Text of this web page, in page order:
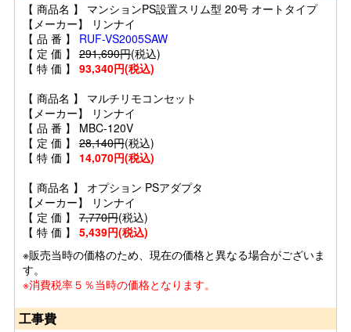
【 商品名 】 マンションPS設置スリム型 20号 オートタイプ
【メーカー】 リンナイ
【 品 番 】 RUF-VS2005SAW
【 定 価 】 291,690円(税込)
【 特 価 】 93,340円(税込)
【 商品名 】 マルチリモコンセット
【メーカー】 リンナイ
【 品 番 】 MBC-120V
【 定 価 】 28,140円(税込)
【 特 価 】 14,070円(税込)
【 商品名 】 オプション PSアダプタ
【メーカー】 リンナイ
【 定 価 】 7,770円(税込)
【 特 価 】 5,439円(税込)
※販売当時の価格のため、現在の価格と異なる場合がございま
す。
※消費税率５％当時の価格となります。
工事費